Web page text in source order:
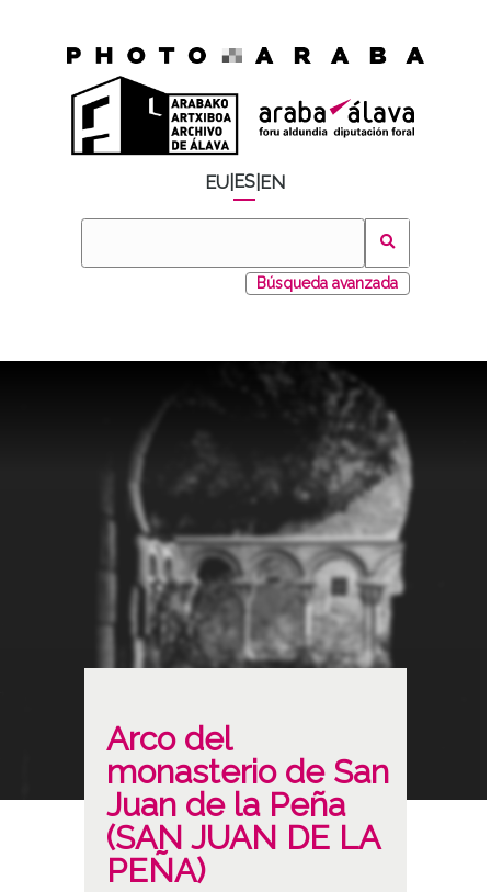
EU ES EN
Búsqueda avanzada
Arco del
monasterio de San
Juan de la Peña
(SAN JUAN DE LA
PEÑA)